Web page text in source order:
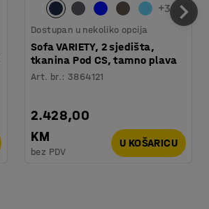
+3
Dostupan u nekoliko opcija
Sofa VARIETY, 2 sjedišta,
tkanina Pod CS, tamno plava
Art. br.:3864121
2.428,00
KM
bez PDV
U KOŠARICU